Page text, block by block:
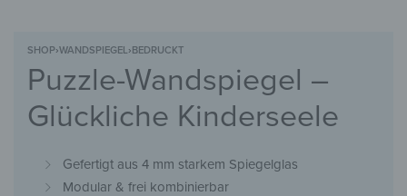
SHOP›WANDSPIEGEL›BEDRUCKT
Puzzle-Wandspiegel –
Glückliche Kinderseele
Gefertigt aus 4 mm starkem Spiegelglas
Modular & frei kombinierbar